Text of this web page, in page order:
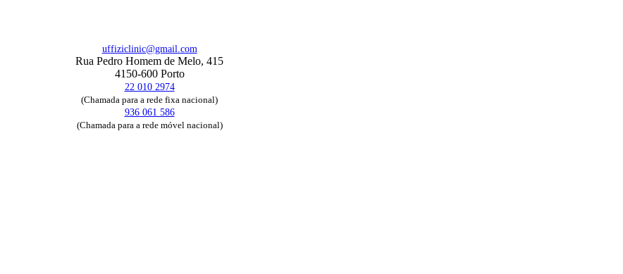
uffiziclinic@gmail.com
Rua Pedro Homem de Melo, 415
4150-600 Porto
22 010 2974
(Chamada para a rede fixa nacional)
936 061 586
(Chamada para a rede móvel nacional)